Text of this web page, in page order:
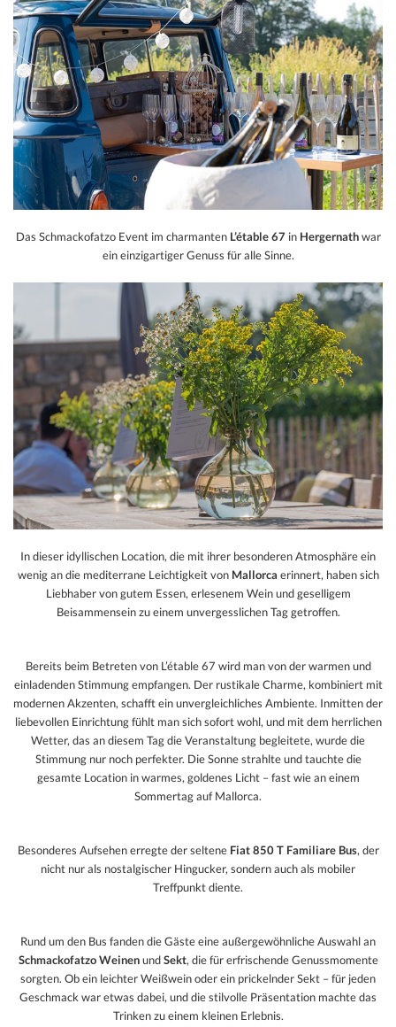
Das Schmackofatzo Event im charmanten L’étable 67 in Hergernathwar
ein einzigartiger Genuss für alle Sinne.
In dieser idyllischen Location, die mit ihrer besonderen Atmosphäre ein
wenig an die mediterrane Leichtigkeit von Mallorca erinnert, haben sich
Liebhaber von gutem Essen, erlesenem Wein und geselligem
Beisammensein zu einem unvergesslichen Tag getroffen.
Bereits beim Betreten von L’étable 67 wird man von der warmen und
einladenden Stimmung empfangen. Der rustikale Charme, kombiniert mit
modernen Akzenten, schafft ein unvergleichliches Ambiente. Inmitten der
liebevollen Einrichtung fühlt man sich sofort wohl, und mit dem herrlichen
Wetter, das an diesem Tag die Veranstaltung begleitete, wurde die
Stimmung nur noch perfekter. Die Sonne strahlte und tauchte die
gesamte Location in warmes, goldenes Licht – fast wie an einem
Sommertag auf Mallorca.
Besonderes Aufsehen erregte der seltene Fiat 850 T Familiare Bus, der
nicht nur als nostalgischer Hingucker, sondern auch als mobiler
Treffpunkt diente.
Rund um den Bus fanden die Gäste eine außergewöhnliche Auswahl an
Schmackofatzo WeinenundSekt, die für erfrischende Genussmomente
sorgten. Ob ein leichter Weißwein oder ein prickelnder Sekt – für jeden
Geschmack war etwas dabei, und die stilvolle Präsentation machte das
Trinken zu einem kleinen Erlebnis.